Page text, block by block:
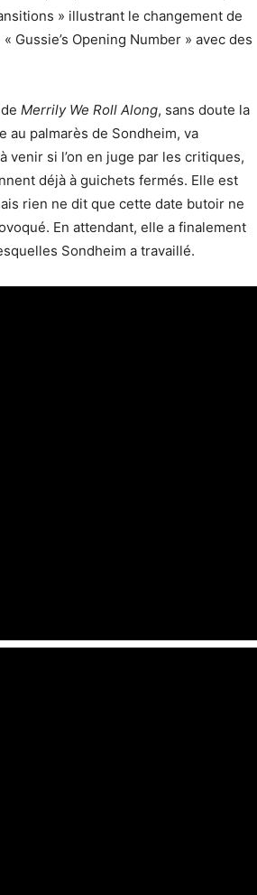
» illustrant le changement de
Gussie’s Opening Number » avec des
Merrily We Roll Along, sans doute la
palmarès de Sondheim, va
si l’on en juge par les critiques,
déjà à guichets fermés. Elle est
rien ne dit que cette date butoir ne
En attendant, elle a finalement
Sondheim a travaillé.